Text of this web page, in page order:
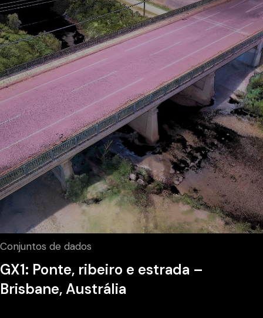
Conjuntos de dados
GX1: Ponte, ribeiro e estrada –
Brisbane, Austrália